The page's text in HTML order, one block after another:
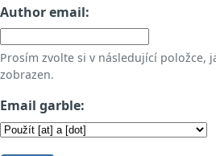
Author email:
Prosím zvolte si v následující položce,
zobrazen.
Email garble: